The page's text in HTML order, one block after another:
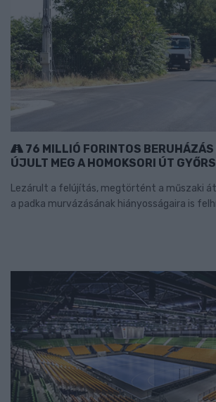
76 MILLIÓ FORINTOS BERUHÁZÁS
ÚJULT MEG A HOMOKSORI ÚT
Lezárult a felújítás, megtörtént a műszaki
a padka murvázásának hiányosságaira is